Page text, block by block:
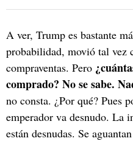
A ver, Trump es bastante
probabilidad, movió tal vez
compraventas. Pero
comprado? No se sabe.
no consta. ¿Por qué? Pues
emperador va desnudo. La
están desnudas. Se